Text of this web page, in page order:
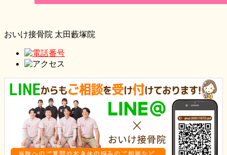
おいけ接骨院 太田藪塚院